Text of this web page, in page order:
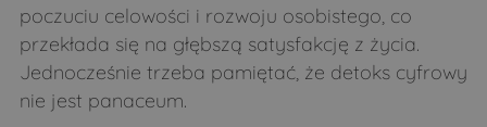
poczuciu celowości i rozwoju osobistego, co
przekłada się na głębszą satysfakcję z życia.
Jednocześnie trzeba pamiętać, że detoks cyfrowy
nie jest panaceum.